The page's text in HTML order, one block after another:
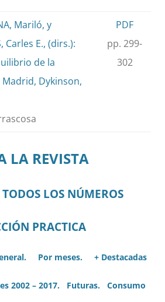
Mariló, y
Carles E., (dirs.):
de la
Dykinson,
PDF
pp. 299-
302
LA REVISTA
LOS NÚMEROS
PRACTICA
Por meses. + Destacadas
2002 – 2017. Futuras. Consumo